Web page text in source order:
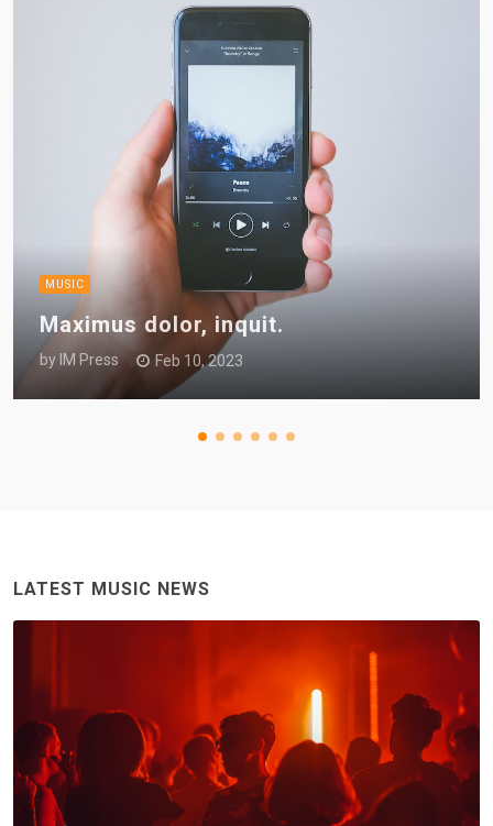
MUSIC
Maximus dolor, inquit.
by IM Press Feb 10, 2023
LATEST MUSIC NEWS